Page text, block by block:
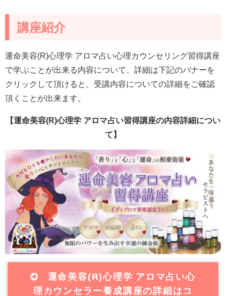
講座紹介
運命美容(R)心理学 アロマ占い心理カウンセリング習得講座
で学ぶことが出来る内容について、詳細は下記のバナーを
クリックして頂けると、受講内容についての詳細をご確認
頂くことが出来ます。
【運命美容(R)心理学 アロマ占い習得講座の内容詳細につい
て】
運命美容(R)心理学 アロマ占い心
理カウンセラー養成講座の詳細はコ